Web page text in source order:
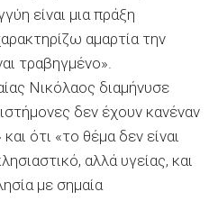
είναι μια πράξη
αμαρτία την
τραβηγμένο».
Νικόλαος διαμήνυσε
δεν έχουν κανέναν
ότι «το θέμα δεν είναι
αλλά υγείας, και
με σημαία